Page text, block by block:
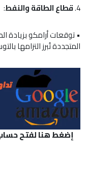
4. قطاع الطاقة والنفط:
• توقعات أرامكو بزيادة
المتجددة تُبرز التزامها
إضغط هنا لفتح